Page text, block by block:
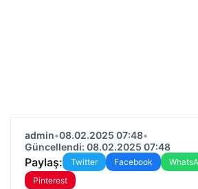
admin•08.02.2025 07:48•
Güncellendi: 08.02.2025 07:48
Paylaş: Twitter Facebook
Pinterest